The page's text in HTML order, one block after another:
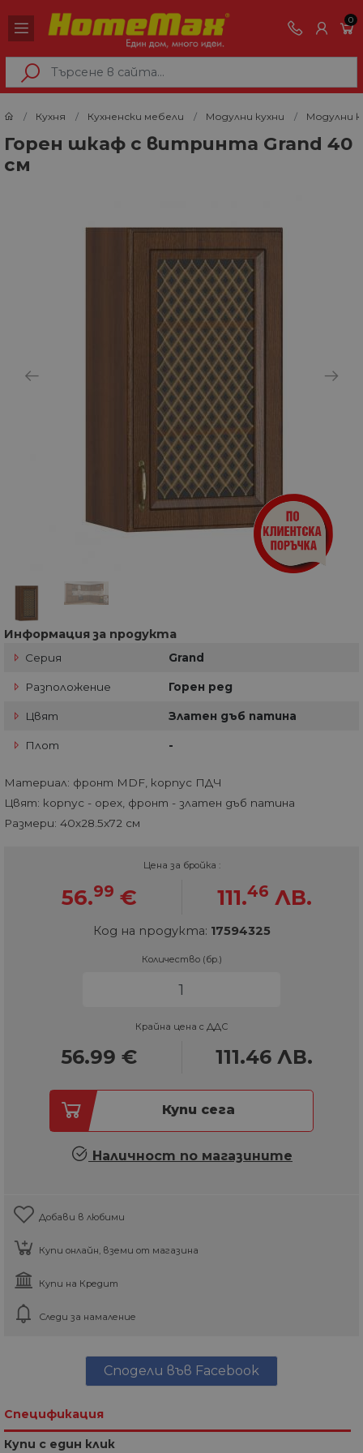
0
Кухня Кухненски мебели Модулни кухни Модулни
Горен шкаф с витринта Grand 40
см
Информация за продукта
Серия Grand
Разположение Горен ред
Цвят Златен дъб патина
Плот -
Материал: фронт MDF, корпус ПДЧ
Цвят: корпус - орех, фронт - златен дъб патина
Размери: 40х28.5х72 см
Цена за бройка :
56.99 € 111.46 ЛВ.
Код на продукта: 17594325
Количество (бр.)
Крайна цена с ДДС
56.99 € 111.46 ЛВ.
Купи сега
Наличност по магазините
Добави в любими
Купи онлайн, вземи от магазина
Купи на Кредит
Следи за намаление
Сподели във Facebook
Спецификация
Купи с един клик